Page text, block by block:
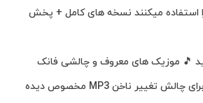
استفاده میکنند نسخه های کامل + پخش
🎵 موزیک‌ های معروف و چالشی فانک
دانلود مجموعه آهنگ برای چالش تغییر ناخن MP3 مخصوص دیده